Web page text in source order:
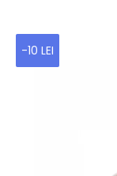
-10 LEI